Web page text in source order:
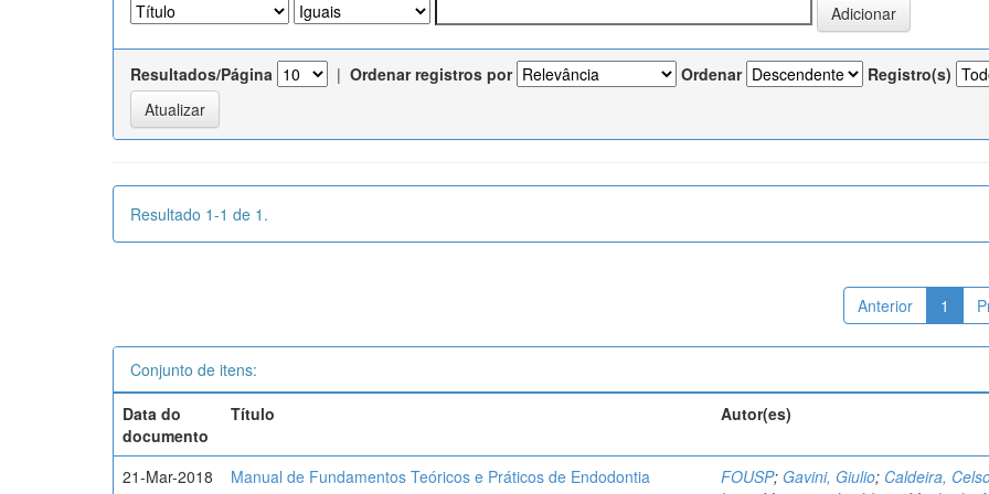
Resultados/Página | Ordenar registros por Ordenar Registro(s)
Resultado 1-1 de 1.
Anterior 1
Conjunto de itens:
Data do
documento
Título Autor(es)
21-Mar-2018 Manual de Fundamentos Teóricos e Práticos de Endodontia FOUSP; Gavini, Giulio; Caldeira,